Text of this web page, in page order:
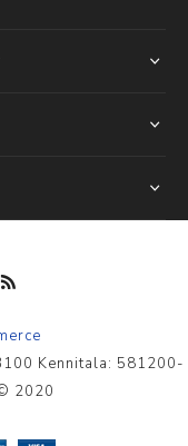
Kennitala: 581200-
2020